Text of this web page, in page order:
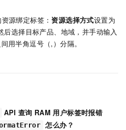
源绑定标签：资源选择方式设置为
后选择目标产品、地域，并手动输入
用半角逗号（,）分隔。
API 查询 RAM 用户标签时报错
怎么办？